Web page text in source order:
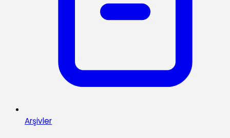
Arşivler